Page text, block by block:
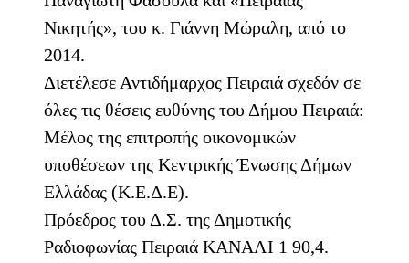
Νικητής», του κ. Γιάννη Μώραλη, από το
2014.
Διετέλεσε Αντιδήμαρχος Πειραιά σχεδόν σε
όλες τις θέσεις ευθύνης του Δήμου Πειραιά:
Μέλος της επιτροπής οικονομικών
υποθέσεων της Κεντρικής Ένωσης Δήμων
Ελλάδας (Κ.Ε.Δ.Ε).
Πρόεδρος του Δ.Σ. της Δημοτικής
Ραδιοφωνίας Πειραιά ΚΑΝΑΛΙ 1 90,4.